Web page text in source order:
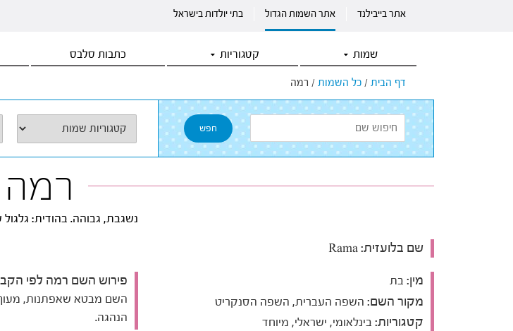
אתר בייבילנד אתר השמות הגדול בתי יולדות בישראל
שמות קטגוריות כתבות סלבס
דף הבית / כל השמות / רמה
רמה
נשגבת, גבוהה. בהודית: גלגול
שם בלועזית:
מין: בת
מקור השם: השפה העברית, השפה הסנקריט
קטגוריות: בינלאומי, ישראלי, מיוחד
פירוש השם רמה לפי
השם מבטא שאפתנות, מעוף,
הנהגה.